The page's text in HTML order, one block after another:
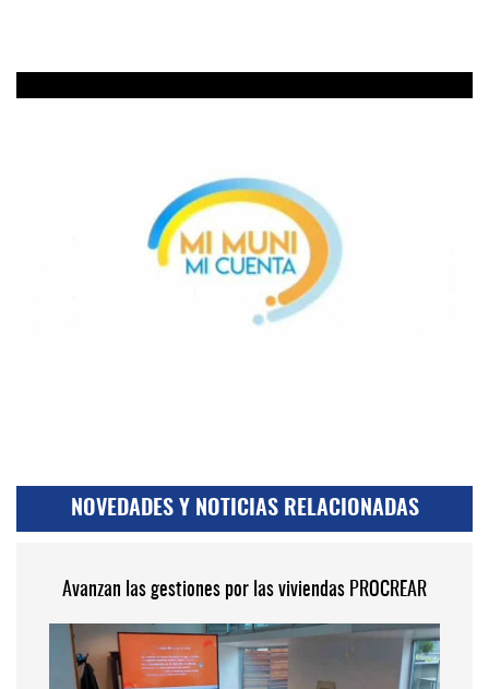
NOVEDADES Y NOTICIAS RELACIONADAS
Avanzan las gestiones por las viviendas PROCREAR